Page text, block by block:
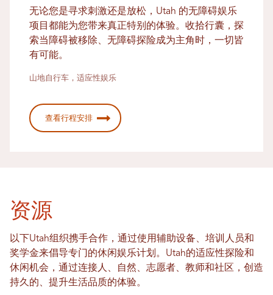
无论您是寻求刺激还是放松，Utah 的无障碍娱乐
项目都能为您带来真正特别的体验。收拾行囊，探
索当障碍被移除、无障碍探险成为主角时，一切皆
有可能。
山地自行车，适应性娱乐
查看行程安排
资源
以下Utah组织携手合作，通过使用辅助设备、培训人员和
奖学金来倡导专门的休闲娱乐计划。Utah的适应性探险和
休闲机会，通过连接人、自然、志愿者、教师和社区，创造
持久的、提升生活品质的体验。